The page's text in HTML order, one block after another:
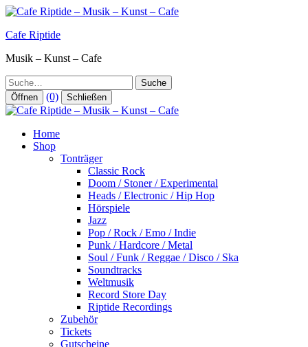
Zum
springen
Cafe Riptide
Musik – Kunst – Cafe
Suche
Öffnen (0) Schließen
Home
Shop
Tonträger
Classic Rock
Doom / Stoner / Experimental
Heads / Electronic / Hip Hop
Hörspiele
Jazz
Pop / Rock / Emo / Indie
Punk / Hardcore / Metal
Soul / Funk / Reggae / Disco / Ska
Soundtracks
Weltmusik
Record Store Day
Riptide Recordings
Zubehör
Tickets
Gutscheine